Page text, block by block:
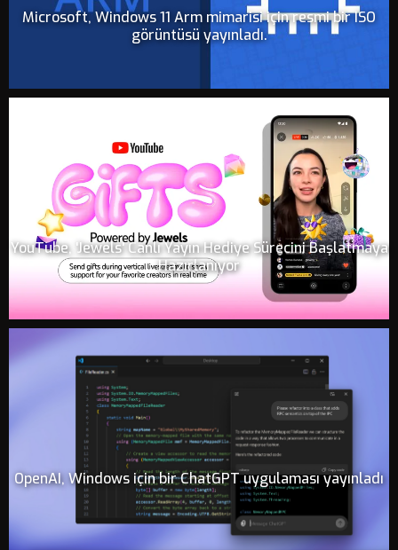
Microsoft, Windows 11 Arm mimarisi için resmi bir ISO
görüntüsü yayınladı.
YouTube, 'Jewels' Canlı Yayın Hediye Sürecini Başlatmaya
Hazırlanıyor
OpenAI, Windows için bir ChatGPT uygulaması yayınladı